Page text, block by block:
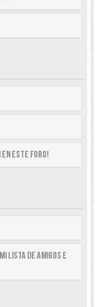
en este foro!
lista de Amigos e